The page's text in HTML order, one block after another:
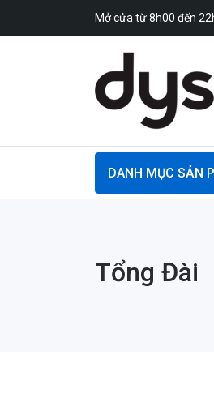
Mở cửa từ 8h00 đến
DANH MỤC SẢN
Tổng Đài